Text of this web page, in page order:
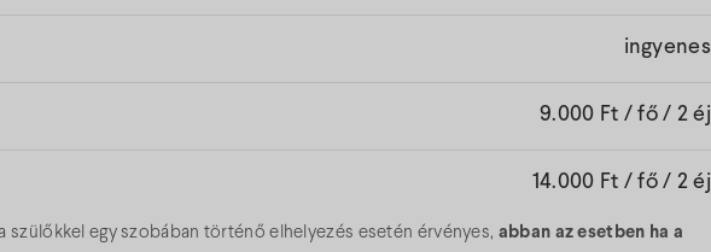
ingyenes
9.000 Ft / fő / 2 éj
14.000 Ft / fő / 2 éj
szülőkkel egy szobában történő elhelyezés esetén érvényes, abban az esetben ha a